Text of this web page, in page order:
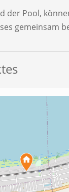
der Pool,
gemeinsam